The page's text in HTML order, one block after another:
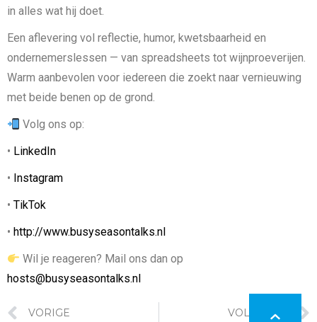
in alles wat hij doet.
Een aflevering vol reflectie, humor, kwetsbaarheid en
ondernemerslessen — van spreadsheets tot wijnproeverijen.
Warm aanbevolen voor iedereen die zoekt naar vernieuwing
met beide benen op de grond.
Volg ons op:
• LinkedIn
• Instagram
• TikTok
• http://www.busyseasontalks.nl
Wil je reageren? Mail ons dan op
hosts@busyseasontalks.nl
VORIGE VOLGENDE